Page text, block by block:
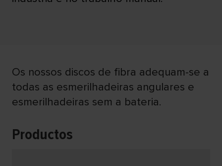
Os nossos discos de fibra adequam-se a
todas as esmerilhadeiras angulares e
esmerilhadeiras sem a bateria.
Productos